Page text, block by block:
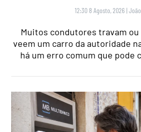
12:30 8 Agosto, 2026 |
Muitos condutores travam
veem um carro da autoridade
há um erro comum que pode